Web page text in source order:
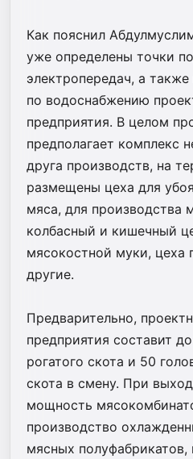
Как пояснил
уже определены точки
электропередач, а
по водоснабжению
предприятия. В целом
предполагает комплекс
друга производств, на
размещены цеха для
мяса, для производства
колбасный и кишечный
мясокостной муки, цеха
другие.
Предварительно,
предприятия составит
рогатого скота и 50
скота в смену. При
мощность
производство
мясных